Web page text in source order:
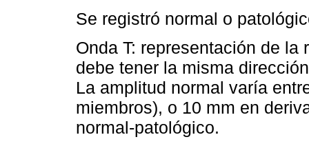
Se registró normal o
Onda T: representación de
debe tener la misma
La amplitud normal varía
miembros), o 10 mm en
normal-patológico.